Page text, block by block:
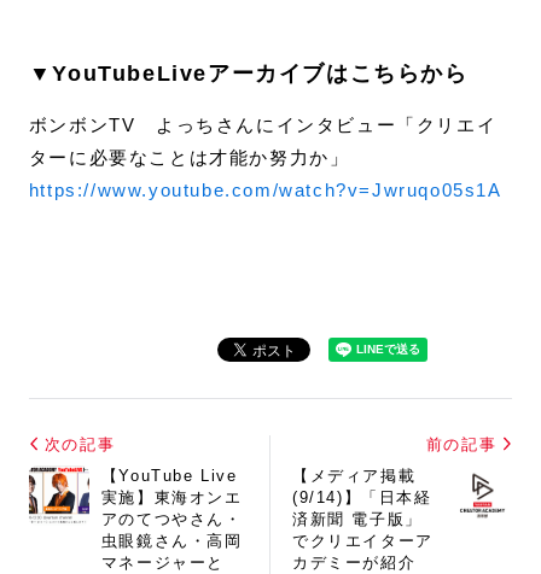
▼YouTubeLiveアーカイブはこちらから
ボンボンTV よっちさんにインタビュー「クリエイ
ターに必要なことは才能か努力か」
https://www.youtube.com/watch?v=Jwruqo05s1A
次の記事
【YouTube Live
実施】東海オンエ
アのてつやさん・
虫眼鏡さん・高岡
マネージャーと
前の記事
【メディア掲載
(9/14)】「日本経
済新聞 電子版」
でクリエイターア
カデミーが紹介